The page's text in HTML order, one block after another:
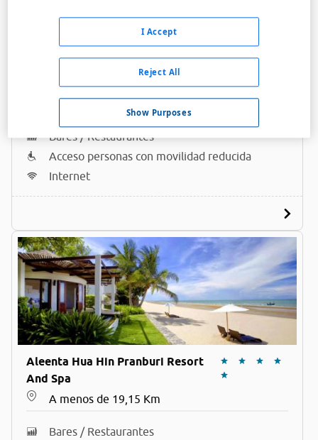
Praseban Resort
A menos de 19,4 Km
Bares / Restaurantes
Acceso personas con movilidad reducida
Internet
Aleenta Hua Hin Pranburi Resort
And Spa
A menos de 19,15 Km
Bares / Restaurantes
Show Purposes
Reject All
I Accept